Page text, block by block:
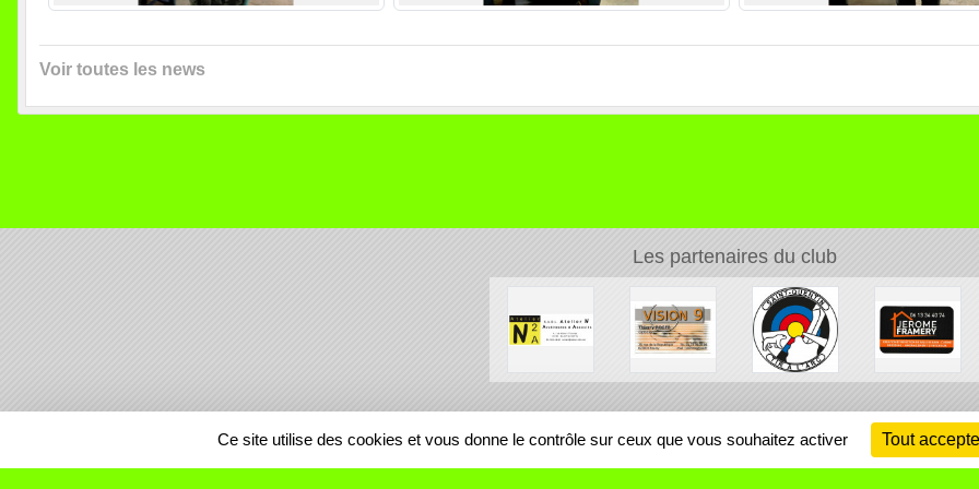
Voir toutes les news
Les partenaires du club
REGIONS
Ce site utilise des cookies et vous donne le contrôle sur ceux que vous souhaitez activer Tout